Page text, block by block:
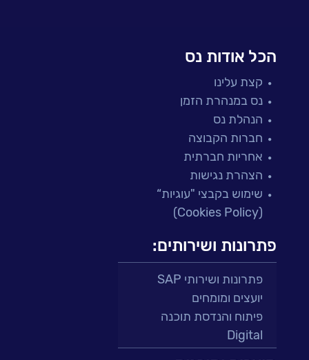
הכל אודות נס
קצת עלינו
נס במנהרת הזמן
הנהלת נס
חברות הקבוצה
אחריות חברתית
הצהרת נגישות
שימוש בקבצי "עוגיות“
(Cookies Policy)
פתרונות ושירותים:
פתרונות ושירותי SAP
יועצים ומומחים
פיתוח והנדסת תוכנה
Digital
מרכזי תמיכה ושירות